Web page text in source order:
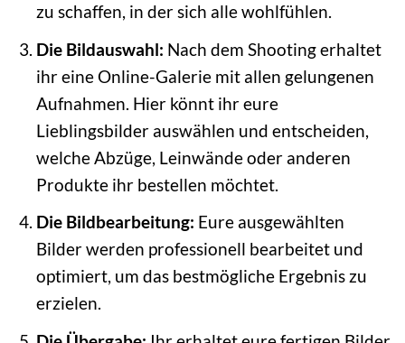
zu schaffen, in der sich alle wohlfühlen.
Die Bildauswahl: Nach dem Shooting erhaltet
ihr eine Online-Galerie mit allen gelungenen
Aufnahmen. Hier könnt ihr eure
Lieblingsbilder auswählen und entscheiden,
welche Abzüge, Leinwände oder anderen
Produkte ihr bestellen möchtet.
Die Bildbearbeitung: Eure ausgewählten
Bilder werden professionell bearbeitet und
optimiert, um das bestmögliche Ergebnis zu
erzielen.